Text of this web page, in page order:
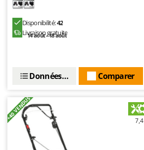
Disponibilité:42
Livraison gratuite
14 août - 18 août
Comparer
Données techniques
+40 VENDUS 7,4